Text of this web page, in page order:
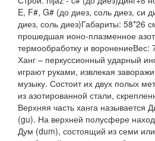
E, F#, G# (до диез, соль диез, си
диез, соль диез)Габариты: 58*26
прошедшая ионо-плазменное
термообработку и воронениеВес:
Ханг – перкуссионный ударный
играют руками, извлекая
музыку. Состоит их двух полых
из азотированной стали,
Верхняя часть ханга называется
(gu). На верхней полусфере
Дум (dum), состоящий из семи